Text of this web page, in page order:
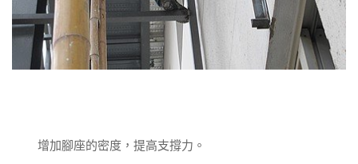
增加腳座的密度，提高支撐力。